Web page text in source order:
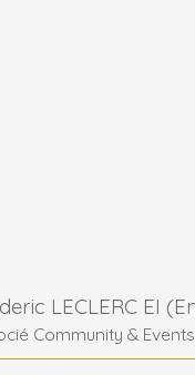
Community & Events